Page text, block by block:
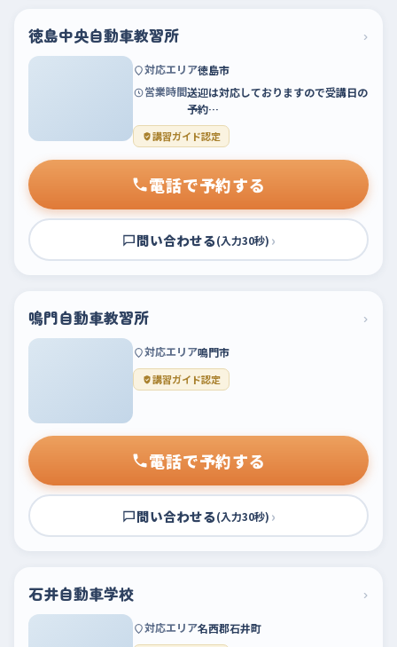
徳島中央自動車教習所 ›
対応エリア徳島市
営業時間送迎は対応しておりますので受講日の
予約…
講習ガイド認定
電話で予約する
問い合わせる(入力30秒) ›
鳴門自動車教習所 ›
対応エリア鳴門市
講習ガイド認定
電話で予約する
問い合わせる(入力30秒) ›
石井自動車学校 ›
対応エリア名西郡石井町